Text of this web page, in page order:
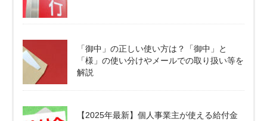
「御中」の正しい使い方は？「御中」と
「様」の使い分けやメールでの取り扱い等を
解説
【2025年最新】個人事業主が使える給付金